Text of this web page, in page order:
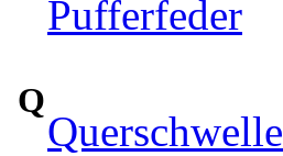
Pufferfeder
Q